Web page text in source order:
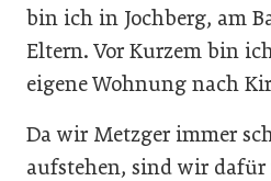
bin ich in Jochberg, am
Eltern. Vor Kurzem bin
eigene Wohnung nach
Da wir Metzger immer
aufstehen, sind wir